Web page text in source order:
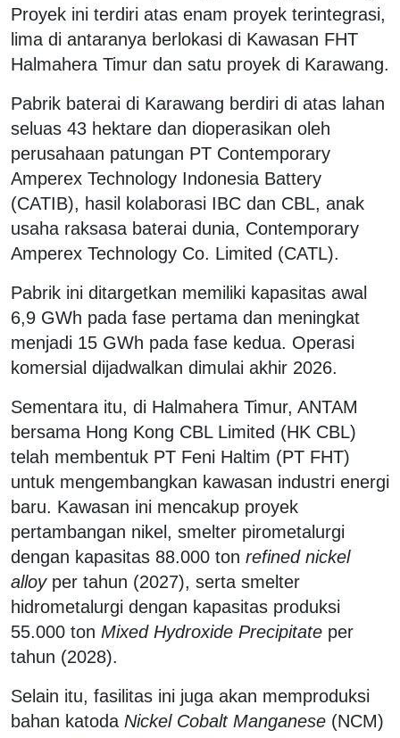
Proyek ini terdiri atas enam proyek terintegrasi,
lima di antaranya berlokasi di Kawasan FHT
Halmahera Timur dan satu proyek di Karawang.
Pabrik baterai di Karawang berdiri di atas lahan
seluas 43 hektare dan dioperasikan oleh
perusahaan patungan PT Contemporary
Amperex Technology Indonesia Battery
(CATIB), hasil kolaborasi IBC dan CBL, anak
usaha raksasa baterai dunia, Contemporary
Amperex Technology Co. Limited (CATL).
Pabrik ini ditargetkan memiliki kapasitas awal
6,9 GWh pada fase pertama dan meningkat
menjadi 15 GWh pada fase kedua. Operasi
komersial dijadwalkan dimulai akhir 2026.
Sementara itu, di Halmahera Timur, ANTAM
bersama Hong Kong CBL Limited (HK CBL)
telah membentuk PT Feni Haltim (PT FHT)
untuk mengembangkan kawasan industri energi
baru. Kawasan ini mencakup proyek
pertambangan nikel, smelter pirometalurgi
dengan kapasitas 88.000 ton refined nickel
alloyper tahun (2027), serta smelter
hidrometalurgi dengan kapasitas produksi
55.000 ton Mixed Hydroxide Precipitate per
tahun (2028).
Selain itu, fasilitas ini juga akan memproduksi
bahan katoda Nickel Cobalt Manganese (NCM)